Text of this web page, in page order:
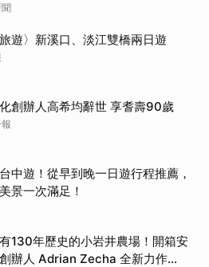
旅遊〉新溪口、淡江雙橋兩日遊
創辦人高希均辭世 享耆壽90歲
中遊！從早到晚一日遊行程推薦，
景一次滿足！
130年歷史的小岩井農場！開箱安
辦人 Adrian Zecha 全新力作